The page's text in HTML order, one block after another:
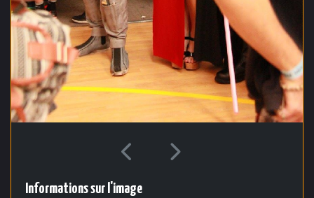
Informations sur l'image